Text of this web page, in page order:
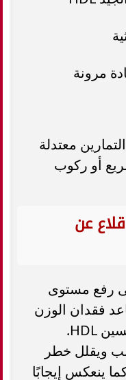
مرونة
من التمارين معتدلة
أو ركوب
عن
رفع مستوى
فقدان الوزن
ويقلل خطر
ينعكس إيجابًا